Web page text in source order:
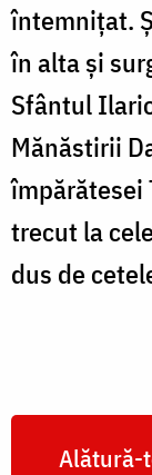
întemnițat.
în alta și
Sfântul
Mănăstirii
împărătesei
trecut la
dus de
Alătură-